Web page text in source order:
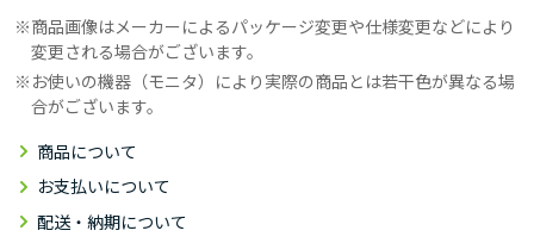
商品画像はメーカーによるパッケージ変更や仕様変更などにより
変更される場合がございます。
お使いの機器（モニタ）により実際の商品とは若干色が異なる場
合がございます。
商品について
お支払いについて
配送・納期について